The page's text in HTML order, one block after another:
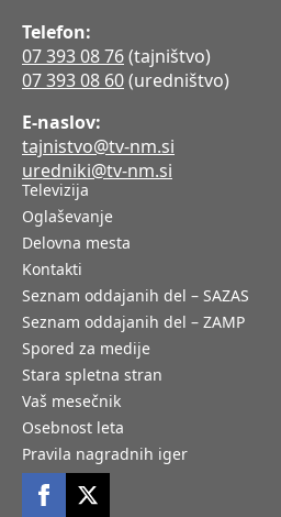
Telefon:
07 393 08 76(tajništvo)
07 393 08 60(uredništvo)
E-naslov:
tajnistvo@tv-nm.si
uredniki@tv-nm.si
Televizija
Oglaševanje
Delovna mesta
Kontakti
Seznam oddajanih del – SAZAS
Seznam oddajanih del – ZAMP
Spored za medije
Stara spletna stran
Vaš mesečnik
Osebnost leta
Pravila nagradnih iger